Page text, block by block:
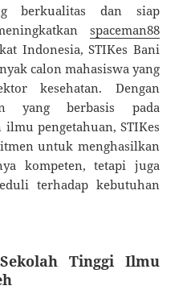
berkualitas dan siap
spaceman88
Indonesia, STIKes Bani
calon mahasiswa yang
kesehatan. Dengan
yang berbasis pada
pengetahuan, STIKes
untuk menghasilkan
kompeten, tetapi juga
terhadap kebutuhan
Tinggi Ilmu